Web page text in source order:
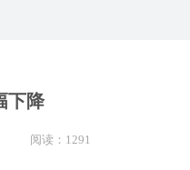
下降
阅读：1291